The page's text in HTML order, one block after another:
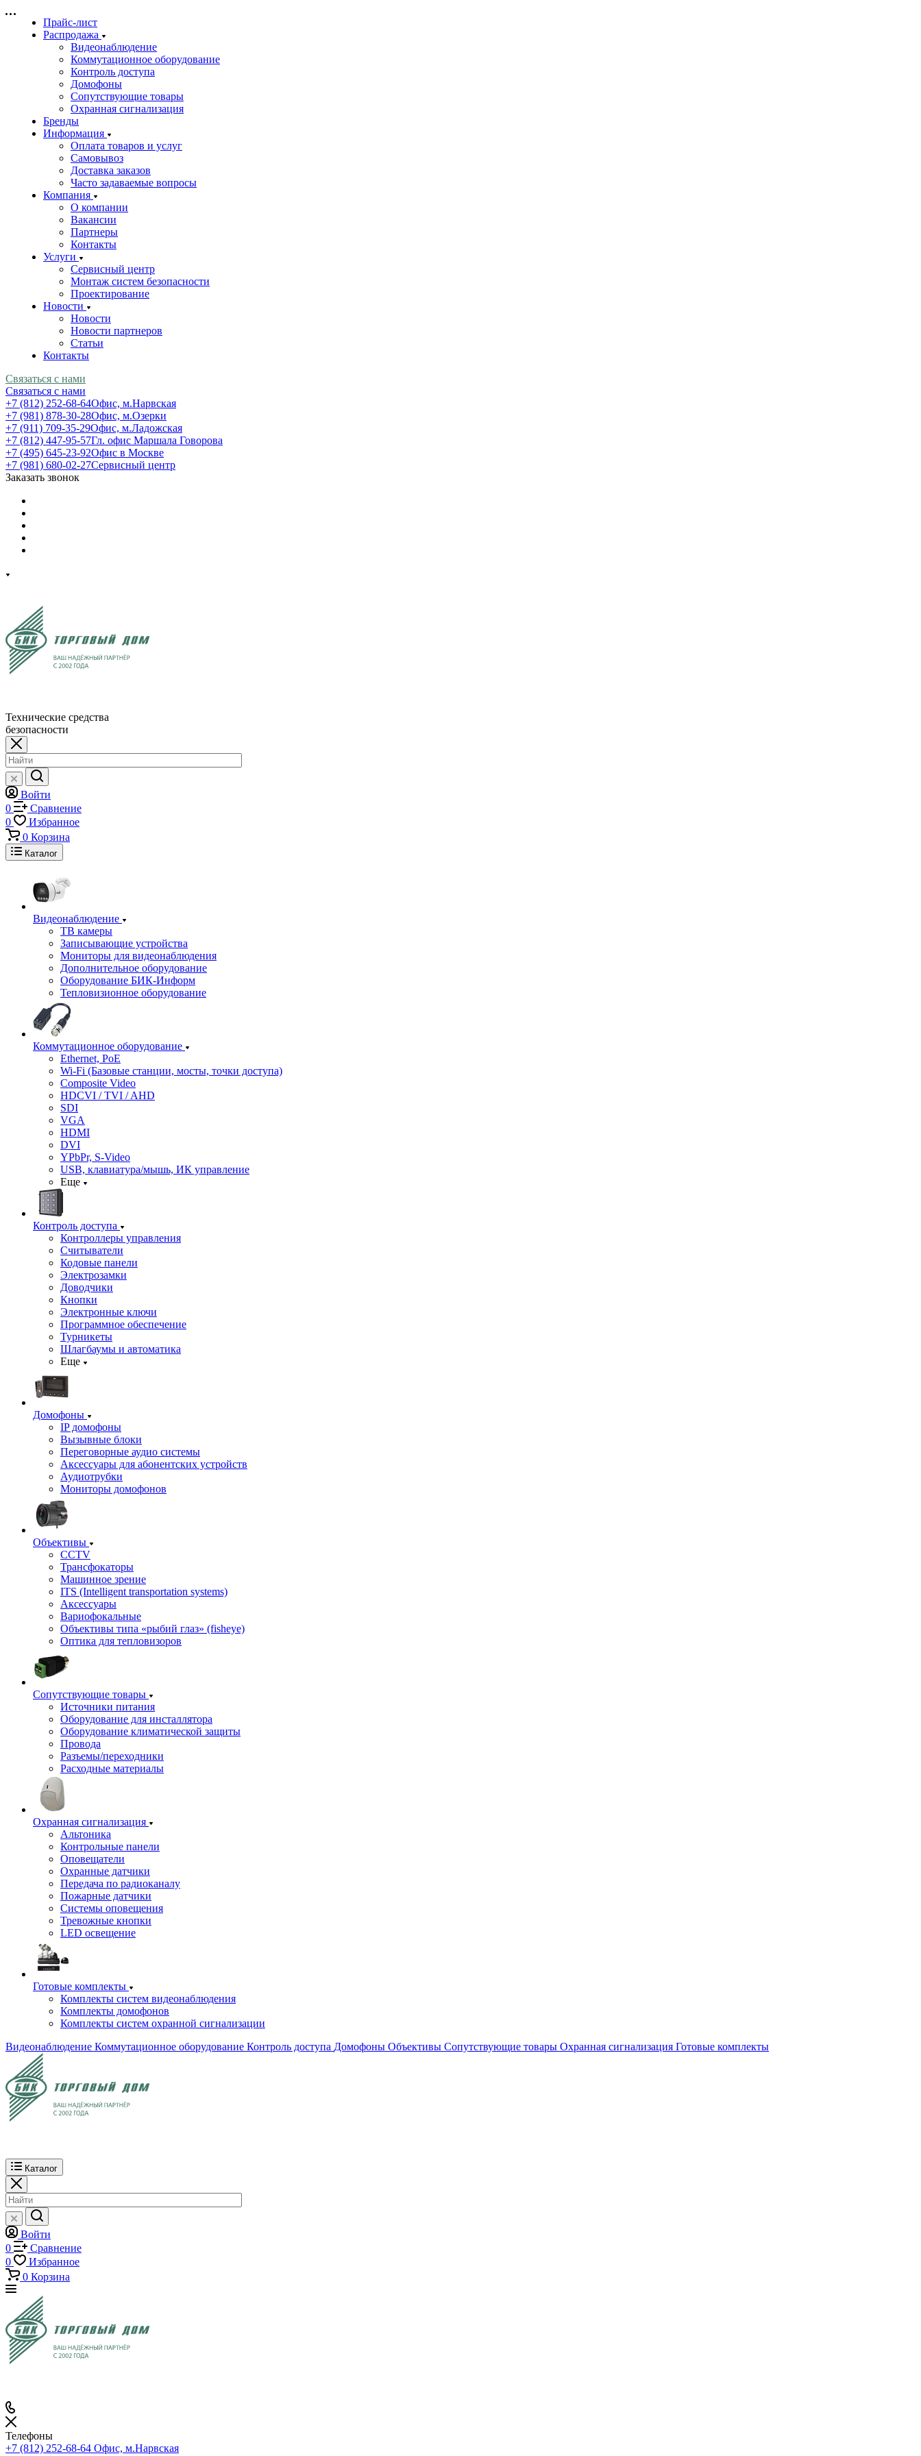
Прайс-лист
Распродажа
Видеонаблюдение
Коммутационное оборудование
Контроль доступа
Домофоны
Сопутствующие товары
Охранная сигнализация
Бренды
Информация
Оплата товаров и услуг
Самовывоз
Доставка заказов
Часто задаваемые вопросы
Компания
О компании
Вакансии
Партнеры
Контакты
Услуги
Сервисный центр
Монтаж систем безопасности
Проектирование
Новости
Новости
Новости партнеров
Статьи
Контакты
Связаться с нами
Связаться с нами
+7 (812) 252-68-64Офис, м.Нарвская
+7 (981) 878-30-28Офис, м.Озерки
+7 (911) 709-35-29Офис, м.Ладожская
+7 (812) 447-95-57Гл. офис Маршала Говорова
+7 (495) 645-23-92Офис в Москве
+7 (981) 680-02-27Сервисный центр
Заказать звонок
Технические средства
безопасности
Войти
0
Сравнение
0
Избранное
0 Корзина
Каталог
Видеонаблюдение
ТВ камеры
Записывающие устройства
Мониторы для видеонаблюдения
Дополнительное оборудование
Оборудование БИК-Информ
Тепловизионное оборудование
Коммутационное оборудование
Ethernet, PoE
Wi-Fi (Базовые станции, мосты, точки доступа)
Composite Video
HDCVI / TVI / AHD
SDI
VGA
HDMI
DVI
YPbPr, S-Video
USB, клавиатура/мышь, ИК управление
Еще
Контроль доступа
Контроллеры управления
Считыватели
Кодовые панели
Электрозамки
Доводчики
Кнопки
Электронные ключи
Программное обеспечение
Турникеты
Шлагбаумы и автоматика
Еще
Домофоны
IP домофоны
Вызывные блоки
Переговорные аудио системы
Аксессуары для абонентских устройств
Аудиотрубки
Мониторы домофонов
Объективы
CCTV
Трансфокаторы
Машинное зрение
ITS (Intelligent transportation systems)
Аксессуары
Вариофокальные
Объективы типа «рыбий глаз» (fisheye)
Оптика для тепловизоров
Сопутствующие товары
Источники питания
Оборудование для инсталлятора
Оборудование климатической защиты
Провода
Разъемы/переходники
Расходные материалы
Охранная сигнализация
Альтоника
Контрольные панели
Оповещатели
Охранные датчики
Передача по радиоканалу
Пожарные датчики
Системы оповещения
Тревожные кнопки
LED освещение
Готовые комплекты
Комплекты систем видеонаблюдения
Комплекты домофонов
Комплекты систем охранной сигнализации
Видеонаблюдение Коммутационное оборудование Контроль доступа Домофоны Объективы Сопутствующие товары Охранная сигнализация Готовые комплекты
Каталог
Войти
0
Сравнение
0
Избранное
0 Корзина
Телефоны
+7 (812) 252-68-64 Офис, м.Нарвская